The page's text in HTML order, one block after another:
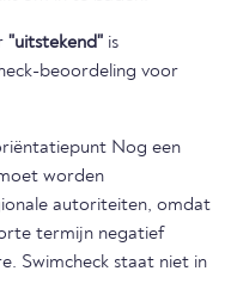
"uitstekend" is
beoordeling voor
Nog een
worden
autoriteiten, omdat
termijn negatief
Swimcheck staat niet in